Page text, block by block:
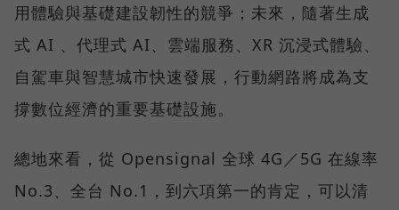
用體驗與基礎建設韌性的競爭；未來，隨著生成
式 AI 、代理式 AI、雲端服務、XR 沉浸式體驗、
自駕車與智慧城市快速發展，行動網路將成為支
撐數位經濟的重要基礎設施。
總地來看，從 Opensignal 全球 4G／5G 在線率
No.3、全台 No.1，到六項第一的肯定，可以清